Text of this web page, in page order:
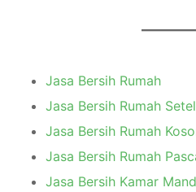
Jasa Bersih Rumah
Jasa Bersih Rumah
Jasa Bersih Rumah
Jasa Bersih Rumah
Jasa Bersih Kamar